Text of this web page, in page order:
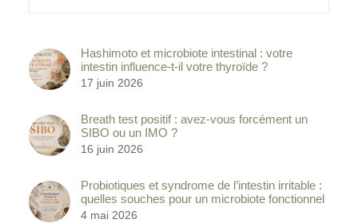
Hashimoto et microbiote intestinal : votre
intestin influence-t-il votre thyroïde ?
17 juin 2026
Breath test positif : avez-vous forcément un
SIBO ou un IMO ?
16 juin 2026
Probiotiques et syndrome de l’intestin irritable :
quelles souches pour un microbiote fonctionnel
4 mai 2026